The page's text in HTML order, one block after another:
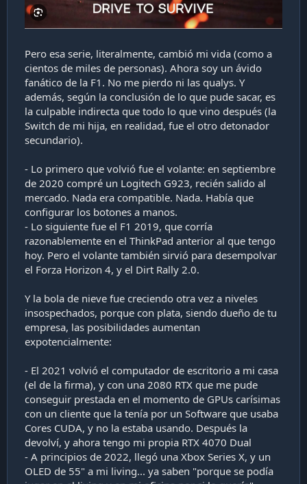
Pero esa serie, literalmente, cambió mi vida (como a
cientos de miles de personas). Ahora soy un ávido
fanático de la F1. No me pierdo ni las qualys. Y
además, según la conclusión de lo que pude sacar, es
la culpable indirecta que todo lo que vino después (la
Switch de mi hija, en realidad, fue el otro detonador
secundario).
- Lo primero que volvió fue el volante: en septiembre
de 2020 compré un Logitech G923, recién salido al
mercado. Nada era compatible. Nada. Había que
configurar los botones a manos.
- Lo siguiente fue el F1 2019, que corría
razonablemente en el ThinkPad anterior al que tengo
hoy. Pero el volante también sirvió para desempolvar
el Forza Horizon 4, y el Dirt Rally 2.0.
Y la bola de nieve fue creciendo otra vez a niveles
insospechados, porque con plata, siendo dueño de tu
empresa, las posibilidades aumentan
expotencialmente:
- El 2021 volvió el computador de escritorio a mi casa
(el de la firma), y con una 2080 RTX que me pude
conseguir prestada en el momento de GPUs carísimas
con un cliente que la tenía por un Software que usaba
Cores CUDA, y no la estaba usando. Después la
devolví, y ahora tengo mi propia RTX 4070 Dual
- A principios de 2022, llegó una Xbox Series X, y un
OLED de 55" a mi living... ya saben "porque se podía